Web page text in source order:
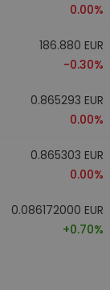
0.00%
186.880 EUR
-0.30%
0.865293 EUR
0.00%
0.865303 EUR
0.00%
0.086172000 EUR
+0.70%